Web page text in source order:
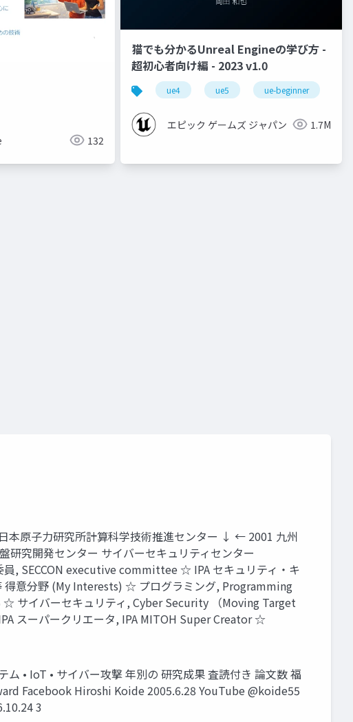
132
猫でも分かるUnreal Engineの学び方 -
超初心者向け編 - 2023 v1.0
ue4 ue5 ue-beginner
エピック ゲームズ ジャパン 1.7M
原子力研究所計算科学技術推進センター ↓ ← 2001 九州
究開発センター サイバーセキュリティセンター
, SECCON executive committee ☆ IPA セキュリティ・キ
得意分野 (My Interests) ☆ プログラミング, Programming
サイバーセキュリティ, Cyber Security （Moving Target
スーパークリエータ, IPA MITOH Super Creator ☆
• IoT • サイバー攻撃 年別の 研究成果 査読付き 論文数 福
Facebook Hiroshi Koide 2005.6.28 YouTube @koide55
3